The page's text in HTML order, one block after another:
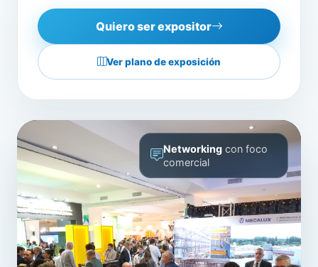
Quiero ser expositor
Ver plano de exposición
Networking con foco
comercial